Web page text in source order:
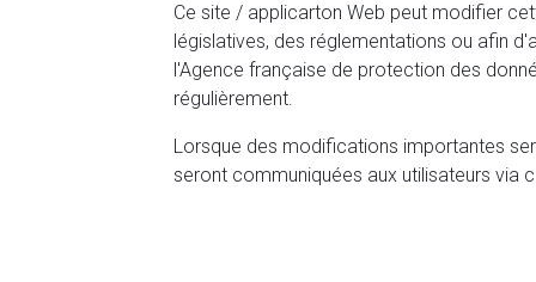
Ce site / applicarton Web peut modifier
législatives, des réglementations ou afin
l'Agence française de protection des
régulièrement.
Lorsque des modifications importantes
seront communiquées aux utilisateurs via